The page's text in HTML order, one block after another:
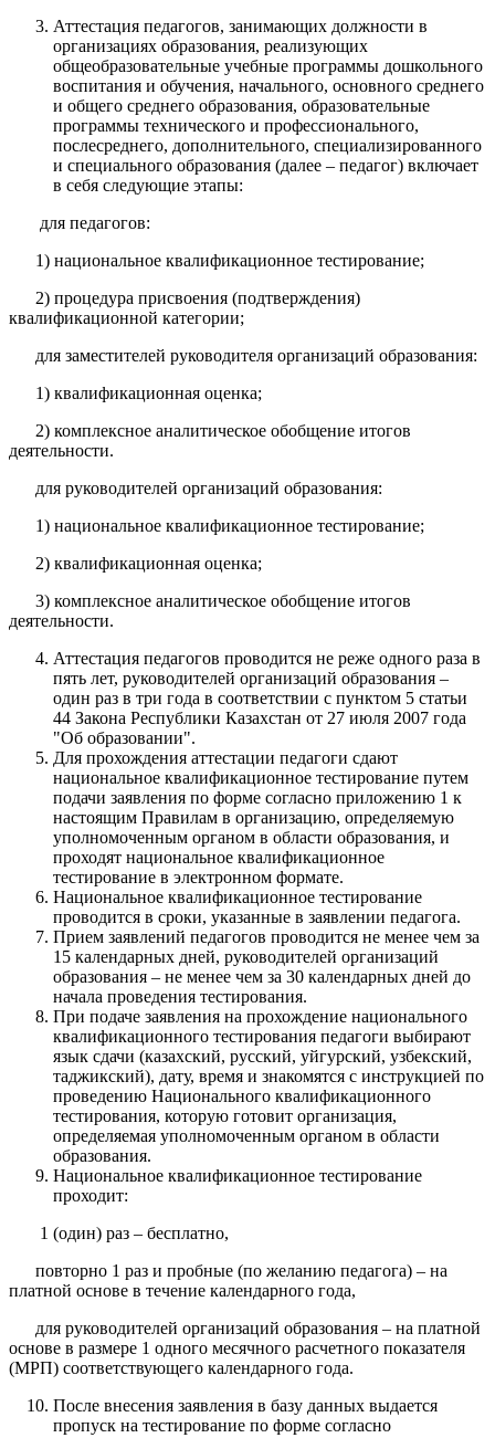
Аттестация педагогов, занимающих должности в
организациях образования, реализующих
общеобразовательные учебные программы дошкольного
воспитания и обучения, начального, основного среднего
и общего среднего образования, образовательные
программы технического и профессионального,
послесреднего, дополнительного, специализированного
и специального образования (далее – педагог) включает
в себя следующие этапы:
для педагогов:
1) национальное квалификационное тестирование;
2) процедура присвоения (подтверждения)
квалификационной категории;
для заместителей руководителя организаций образования:
1) квалификационная оценка;
2) комплексное аналитическое обобщение итогов
деятельности.
для руководителей организаций образования:
1) национальное квалификационное тестирование;
2) квалификационная оценка;
3) комплексное аналитическое обобщение итогов
деятельности.
Аттестация педагогов проводится не реже одного раза в
пять лет, руководителей организаций образования –
один раз в три года в соответствии с пунктом 5 статьи
44 Закона Республики Казахстан от 27 июля 2007 года
"Об образовании".
Для прохождения аттестации педагоги сдают
национальное квалификационное тестирование путем
подачи заявления по форме согласно приложению 1 к
настоящим Правилам в организацию, определяемую
уполномоченным органом в области образования, и
проходят национальное квалификационное
тестирование в электронном формате.
Национальное квалификационное тестирование
проводится в сроки, указанные в заявлении педагога.
Прием заявлений педагогов проводится не менее чем за
15 календарных дней, руководителей организаций
образования – не менее чем за 30 календарных дней до
начала проведения тестирования.
При подаче заявления на прохождение национального
квалификационного тестирования педагоги выбирают
язык сдачи (казахский, русский, уйгурский, узбекский,
таджикский), дату, время и знакомятся с инструкцией по
проведению Национального квалификационного
тестирования, которую готовит организация,
определяемая уполномоченным органом в области
образования.
Национальное квалификационное тестирование
проходит:
1 (один) раз – бесплатно,
повторно 1 раз и пробные (по желанию педагога) – на
платной основе в течение календарного года,
для руководителей организаций образования – на платной
основе в размере 1 одного месячного расчетного показателя
(МРП) соответствующего календарного года.
После внесения заявления в базу данных выдается
пропуск на тестирование по форме согласно